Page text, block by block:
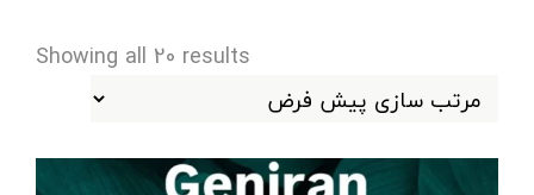
Showing all 20 results